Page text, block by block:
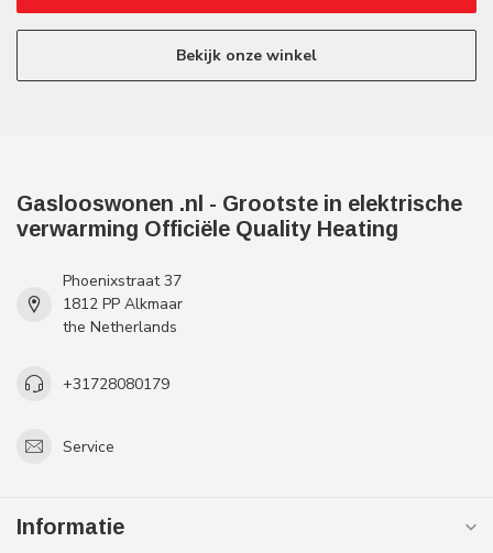
Bekijk onze winkel
Gaslooswonen .nl - Grootste in elektrische
verwarming Officiële Quality Heating
Phoenixstraat 37
1812 PP Alkmaar
the Netherlands
+31728080179
Service
Informatie